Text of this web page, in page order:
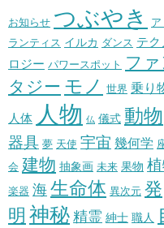
お知らせ つぶやき
ア
ランティス イルカ ダンス テク
ロジー パワースポット ファ
タジー モノ 世界 乗り
人体 人物 仏 儀式 動物
器具 夢 天使 宇宙 幾何学
会 建物 抽象画 未来 果物
楽器 海 生命体 異次元 発
明 神秘精霊 紳士 職人